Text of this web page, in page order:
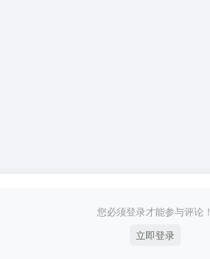
您必须登录才能参与评论！
立即登录